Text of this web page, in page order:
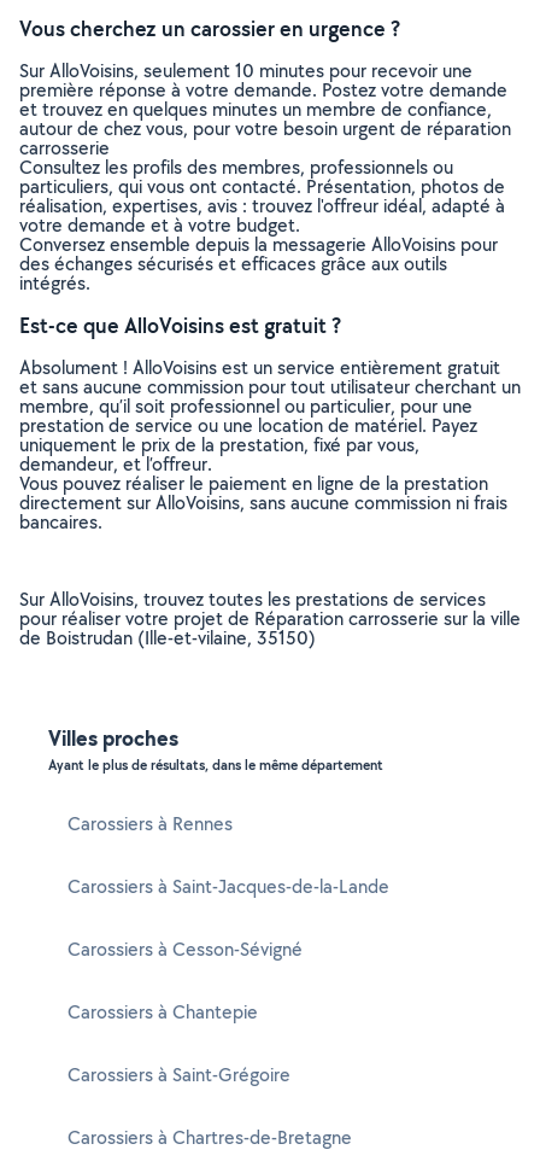
Vous cherchez un carossier en urgence ?
Sur AlloVoisins, seulement 10 minutes pour recevoir une
première réponse à votre demande. Postez votre demande
et trouvez en quelques minutes un membre de confiance,
autour de chez vous, pour votre besoin urgent de réparation
carrosserie
Consultez les profils des membres, professionnels ou
particuliers, qui vous ont contacté. Présentation, photos de
réalisation, expertises, avis : trouvez l'offreur idéal, adapté à
votre demande et à votre budget.
Conversez ensemble depuis la messagerie AlloVoisins pour
des échanges sécurisés et efficaces grâce aux outils
intégrés.
Est-ce que AlloVoisins est gratuit ?
Absolument ! AlloVoisins est un service entièrement gratuit
et sans aucune commission pour tout utilisateur cherchant un
membre, qu’il soit professionnel ou particulier, pour une
prestation de service ou une location de matériel. Payez
uniquement le prix de la prestation, fixé par vous,
demandeur, et l’offreur.
Vous pouvez réaliser le paiement en ligne de la prestation
directement sur AlloVoisins, sans aucune commission ni frais
bancaires.
Sur AlloVoisins, trouvez toutes les prestations de services
pour réaliser votre projet de Réparation carrosserie sur la ville
de Boistrudan (Ille-et-vilaine, 35150)
Villes proches
Ayant le plus de résultats, dans le même département
Carossiers à Rennes
Carossiers à Saint-Jacques-de-la-Lande
Carossiers à Cesson-Sévigné
Carossiers à Chantepie
Carossiers à Saint-Grégoire
Carossiers à Chartres-de-Bretagne